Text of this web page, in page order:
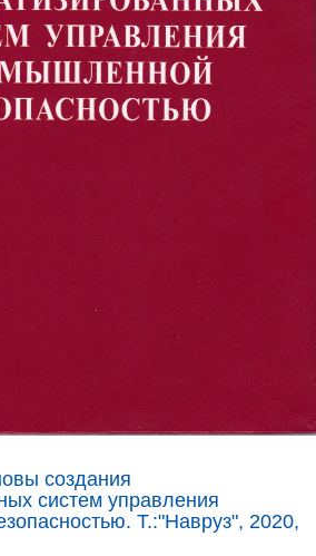
создания
систем управления
Т.:"Навруз", 2020,